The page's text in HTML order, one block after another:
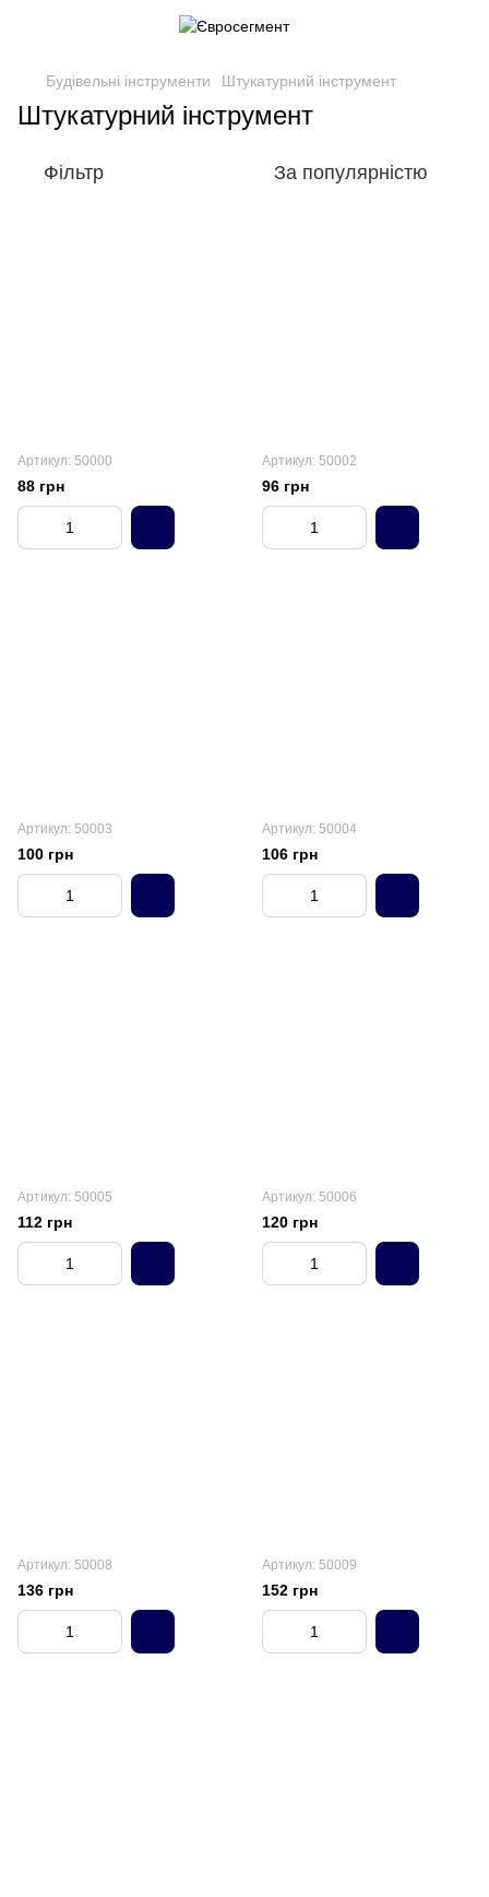
Будівельні інструменти Штукатурний інструмент
Штукатурний інструмент
Фільтр За популярністю
Артикул: 50000
88 грн
Артикул: 50002
96 грн
Артикул: 50003
100 грн
Артикул: 50004
106 грн
Артикул: 50005
112 грн
Артикул: 50006
120 грн
Артикул: 50008
136 грн
Артикул: 50009
152 грн